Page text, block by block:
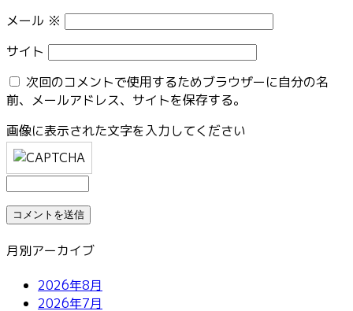
メール ※
サイト
次回のコメントで使用するためブラウザーに自分の名
前、メールアドレス、サイトを保存する。
画像に表示された文字を入力してください
月別アーカイブ
2026年8月
2026年7月